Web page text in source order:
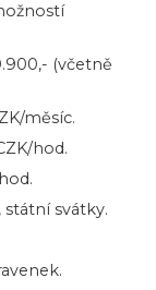
(včetně
měsíc.
hod.
státní svátky.